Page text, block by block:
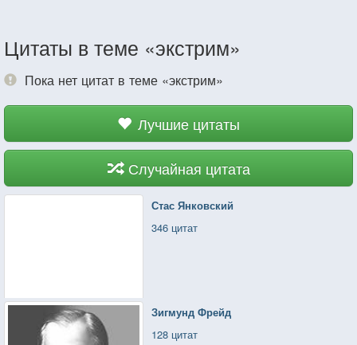
Цитаты в теме «экстрим»
Пока нет цитат в теме «экстрим»
Лучшие цитаты
Случайная цитата
Стас Янковский
346 цитат
Зигмунд Фрейд
128 цитат